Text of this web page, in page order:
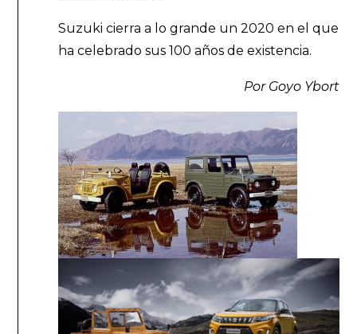
Suzuki cierra a lo grande un 2020 en el que
ha celebrado sus 100 años de existencia.
Por Goyo Ybort